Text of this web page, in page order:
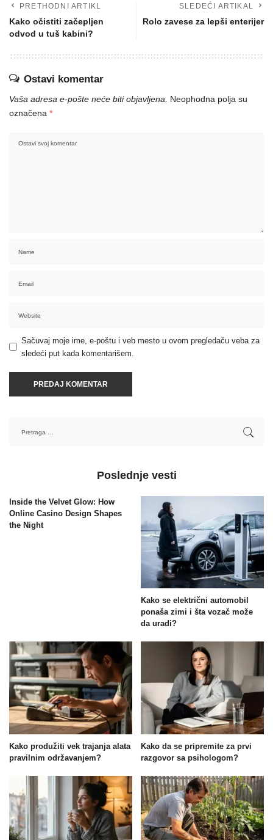
PRETHODNI ARTIKL
Kako očistiti začepljen
odvod u tuš kabini?
SLEDEĆI ARTIKAL
Rolo zavese za lepši enterijer
Ostavi komentar
Vaša adresa e-pošte neće biti objavljena.
Neophodna polja su
označena *
Sačuvaj moje ime, e-poštu i veb mesto u ovom pregledaču veba za
sledeći put kada komentarišem.
Poslednje vesti
Inside the Velvet Glow: How
Online Casino Design Shapes
the Night
Kako se električni automobil
ponaša zimi i šta vozač može
da uradi?
Kako produžiti vek trajanja alata
pravilnim održavanjem?
Kako da se pripremite za prvi
razgovor sa psihologom?